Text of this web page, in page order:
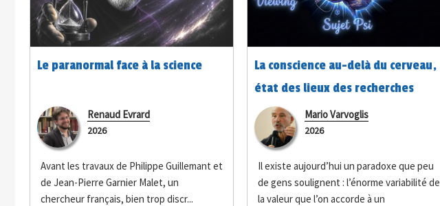
Le paranormal face à la science
Renaud Evrard
2026
Avant les travaux de Philippe Guillemant et
de Jean-Pierre Garnier Malet, un
chercheur français, bien trop discr...
La conscience au-delà du cerveau,
état des lieux des recherches
expérimentales : neurosciences et
mystères du psi
Mario Varvoglis
2026
Il existe aujourd’hui un paradoxe que peu
de gens soulignent : l’énorme variabilité de
la valeur que l’on accorde à un